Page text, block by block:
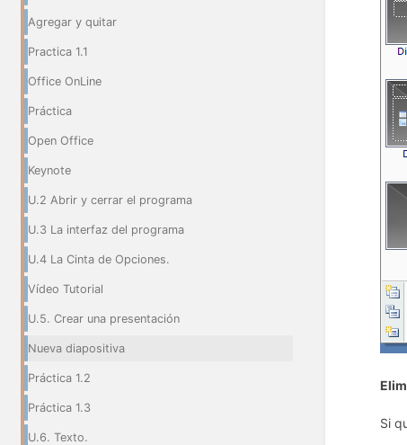
Agregar y quitar
Practica 1.1
Office OnLine
Práctica
Open Office
Keynote
U.2 Abrir y cerrar el programa
U.3 La interfaz del programa
U.4 La Cinta de Opciones.
Vídeo Tutorial
U.5. Crear una presentación
Nueva diapositiva
Práctica 1.2
Práctica 1.3
U.6. Texto.
Si